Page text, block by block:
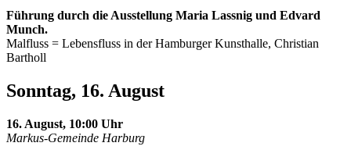
Führung durch die Ausstellung Maria Lassnig und Edvard
Munch.
Malfluss = Lebensfluss in der Hamburger Kunsthalle, Christian
Bartholl
Sonntag, 16. August
16. August, 10:00 Uhr
Markus-Gemeinde Harburg